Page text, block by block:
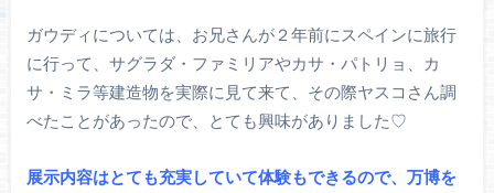
ガウディについては、お兄さんが２年前にスペインに旅行
に行って、サグラダ・ファミリアやカサ・パトリョ、カ
サ・ミラ等建造物を実際に見て来て、その際ヤスコさん調
べたことがあったので、とても興味がありました♡
展示内容はとても充実していて体験もできるので、万博を